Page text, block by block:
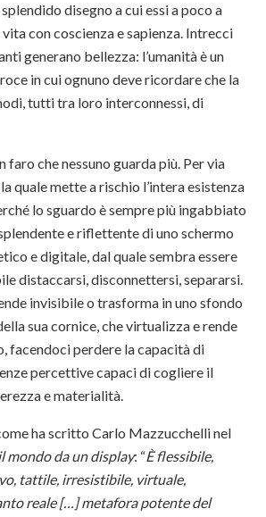
disegno a cui essi a poco a
con coscienza e sapienza. Intrecci
generano bellezza: l’umanità è un
in cui ognuno deve ricordare che la
tutti tra loro interconnessi, di
faro che nessuno guarda più. Per via
quale mette a rischio l’intera esistenza
lo sguardo è sempre più ingabbiato
e riflettente di uno schermo
e digitale, dal quale sembra essere
distaccarsi, disconnettersi, separarsi.
invisibile o trasforma in uno sfondo
sua cornice, che virtualizza e rende
facendoci perdere la capacità di
percettive capaci di cogliere il
e materialità.
ha scritto Carlo Mazzucchelli nel
mondo da un display: “È flessibile,
tattile, irresistibile, virtuale,
reale […] metafora potente del